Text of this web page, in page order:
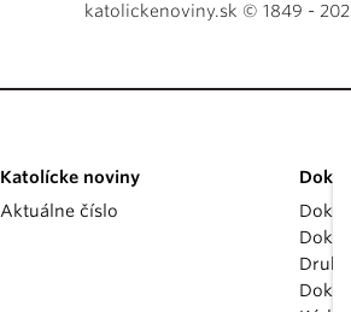
katolickenoviny.sk © 1849 -
Katolícke noviny
Aktuálne číslo